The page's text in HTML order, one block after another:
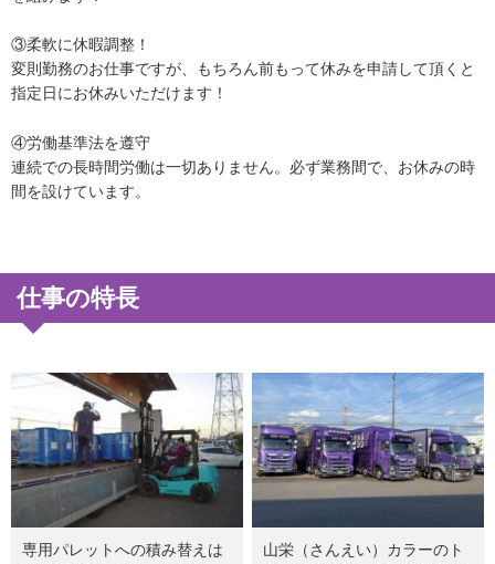
③柔軟に休暇調整！
変則勤務のお仕事ですが、もちろん前もって休みを申請して頂くと
指定日にお休みいただけます！
④労働基準法を遵守
連続での長時間労働は一切ありません。必ず業務間で、お休みの時
間を設けています。
仕事の特長
専用パレットへの積み替えは
山栄（さんえい）カラーのト